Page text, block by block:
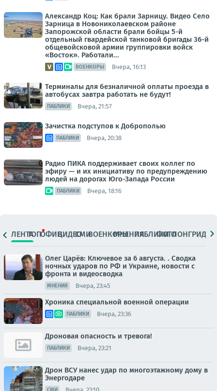
Александр Коц: Как брали Зарницу. Видео Село
Зарница в Новониколаевском районе
Запорожской области брали бойцы 5-й
отдельный гвардейской танковой бригады 36-й
общевойсковой армии группировки войск
«Восток». Работали...
ВОЕНКОРЫ Вчера, 16:13
Терминалы для безналичной оплаты проезда в
автобусах завтра работать не будут!
ПАБЛИКИ Вчера, 21:57
Зачистка подступов к Доброполью
ПАБЛИКИ Вчера, 20:38
Радио ПИКА поддерживает своих коллег по
эфиру — и их инициативу по предупреждению
людей на дорогах Юго-Запада России
ПАБЛИКИ Вчера, 18:16
ЛЕНТАТОПОФИЦ.ВИДЕОСМИВОЕНКОРЫМНЕНИЯПАБЛИКИ
ФОТОЛОНГРИДЫ
Олег Царёв: Ключевое за 6 августа. . Сводка
ночных ударов по РФ и Украине, новости с
фронта и видеосводка
МНЕНИЯ Вчера, 23:45
Хроника специальной военной операции
ПАБЛИКИ Вчера, 23:36
Дроновая опасность и тревога!
ПАБЛИКИ Вчера, 23:21
Дрон ВСУ нанес удар по многоэтажному дому в
Энергодаре
Вчера, 23:10